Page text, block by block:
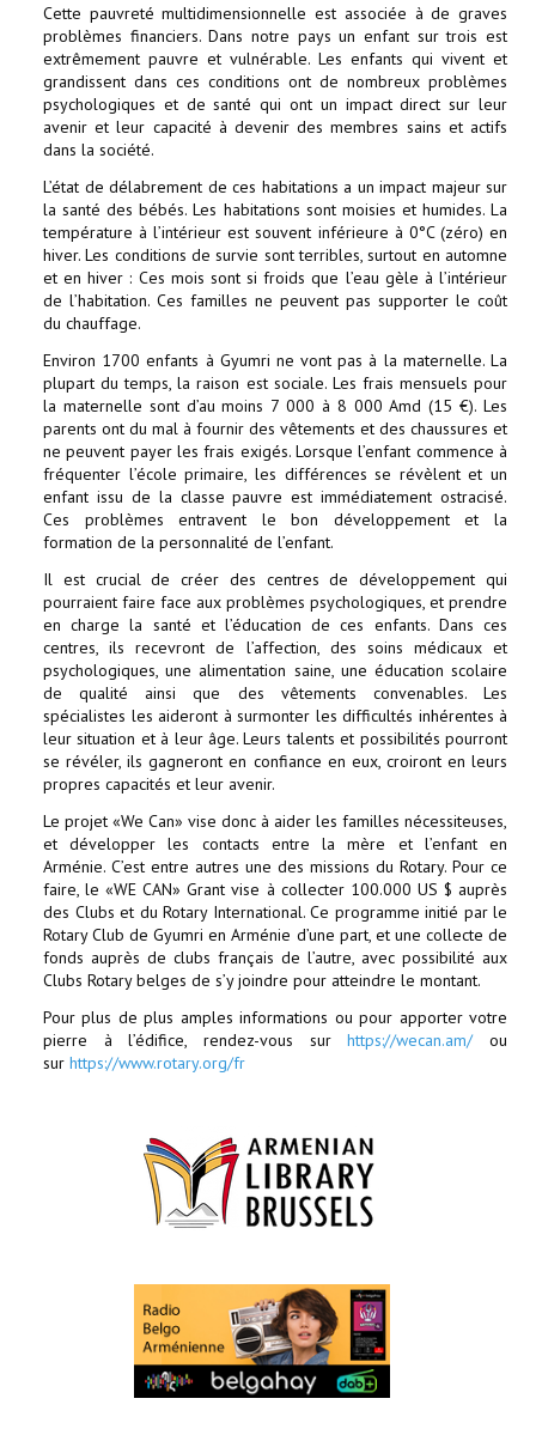
Cette pauvreté multidimensionnelle est associée à de graves
problèmes financiers. Dans notre pays un enfant sur trois est
extrêmement pauvre et vulnérable. Les enfants qui vivent et
grandissent dans ces conditions ont de nombreux problèmes
psychologiques et de santé qui ont un impact direct sur leur
avenir et leur capacité à devenir des membres sains et actifs
dans la société.
L’état de délabrement de ces habitations a un impact majeur sur
la santé des bébés. Les habitations sont moisies et humides. La
température à l’intérieur est souvent inférieure à 0°C (zéro) en
hiver. Les conditions de survie sont terribles, surtout en automne
et en hiver : Ces mois sont si froids que l’eau gèle à l’intérieur
de l’habitation. Ces familles ne peuvent pas supporter le coût
du chauffage.
Environ 1700 enfants à Gyumri ne vont pas à la maternelle. La
plupart du temps, la raison est sociale. Les frais mensuels pour
la maternelle sont d’au moins 7 000 à 8 000 Amd (15 €). Les
parents ont du mal à fournir des vêtements et des chaussures et
ne peuvent payer les frais exigés. Lorsque l’enfant commence à
fréquenter l’école primaire, les différences se révèlent et un
enfant issu de la classe pauvre est immédiatement ostracisé.
Ces problèmes entravent le bon développement et la
formation de la personnalité de l’enfant.
Il est crucial de créer des centres de développement qui
pourraient faire face aux problèmes psychologiques, et prendre
en charge la santé et l’éducation de ces enfants. Dans ces
centres, ils recevront de l’affection, des soins médicaux et
psychologiques, une alimentation saine, une éducation scolaire
de qualité ainsi que des vêtements convenables. Les
spécialistes les aideront à surmonter les difficultés inhérentes à
leur situation et à leur âge. Leurs talents et possibilités pourront
se révéler, ils gagneront en confiance en eux, croiront en leurs
propres capacités et leur avenir.
Le projet «We Can» vise donc à aider les familles nécessiteuses,
et développer les contacts entre la mère et l’enfant en
Arménie. C’est entre autres une des missions du Rotary. Pour ce
faire, le «WE CAN» Grant vise à collecter 100.000 US $ auprès
des Clubs et du Rotary International. Ce programme initié par le
Rotary Club de Gyumri en Arménie d’une part, et une collecte de
fonds auprès de clubs français de l’autre, avec possibilité aux
Clubs Rotary belges de s’y joindre pour atteindre le montant.
Pour plus de plus amples informations ou pour apporter votre
pierre à l’édifice, rendez-vous surhttps://wecan.am/ou
sur https://www.rotary.org/fr